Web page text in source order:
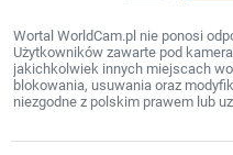
Wortal WorldCam.pl nie ponosi
Użytkowników zawarte pod
jakichkolwiek innych miejscach
blokowania, usuwania oraz
niezgodne z polskim prawem lub